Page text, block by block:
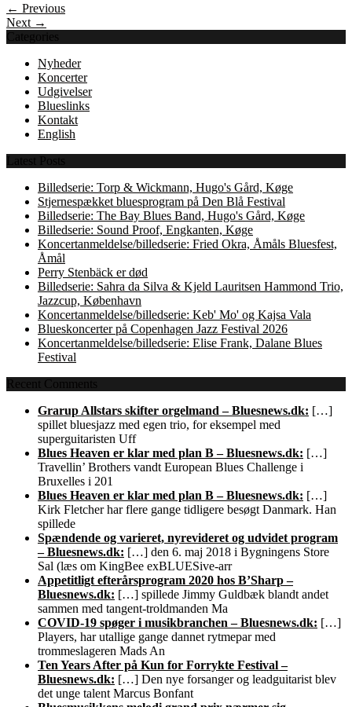
← Previous
Next →
Categories
Nyheder
Koncerter
Udgivelser
Blueslinks
Kontakt
English
Latest Posts
Billedserie: Torp & Wickmann, Hugo's Gård, Køge
Stjernespækket bluesprogram på Den Blå Festival
Billedserie: The Bay Blues Band, Hugo's Gård, Køge
Billedserie: Sound Proof, Engkanten, Køge
Koncertanmeldelse/billedserie: Fried Okra, Åmåls Bluesfest,
Åmål
Perry Stenbäck er død
Billedserie: Sahra da Silva & Kjeld Lauritsen Hammond Trio,
Jazzcup, København
Koncertanmeldelse/billedserie: Keb' Mo' og Kajsa Vala
Blueskoncerter på Copenhagen Jazz Festival 2026
Koncertanmeldelse/billedserie: Elise Frank, Dalane Blues
Festival
Recent Comments
Grarup Allstars skifter orgelmand – Bluesnews.dk: […]
spillet bluesjazz med egen trio, for eksempel med
superguitaristen Uff
Blues Heaven er klar med plan B – Bluesnews.dk: […]
Travellin’ Brothers vandt European Blues Challenge i
Bruxelles i 201
Blues Heaven er klar med plan B – Bluesnews.dk: […]
Kirk Fletcher har flere gange tidligere besøgt Danmark. Han
spillede
Spændende og varieret, nyrevideret og udvidet program
– Bluesnews.dk: […] den 6. maj 2018 i Bygningens Store
Sal (læs om KingBee exBLUESive-arr
Appetitligt efterårsprogram 2020 hos B’Sharp –
Bluesnews.dk: […] spillede Jimmy Guldbæk blandt andet
sammen med tangent-troldmanden Ma
COVID-19 spøger i musikbranchen – Bluesnews.dk: […]
Players, har utallige gange dannet rytmepar med
trommeslageren Mads An
Ten Years After på Kun for Forrykte Festival –
Bluesnews.dk: […] Den nye forsanger og leadguitarist blev
det unge talent Marcus Bonfant